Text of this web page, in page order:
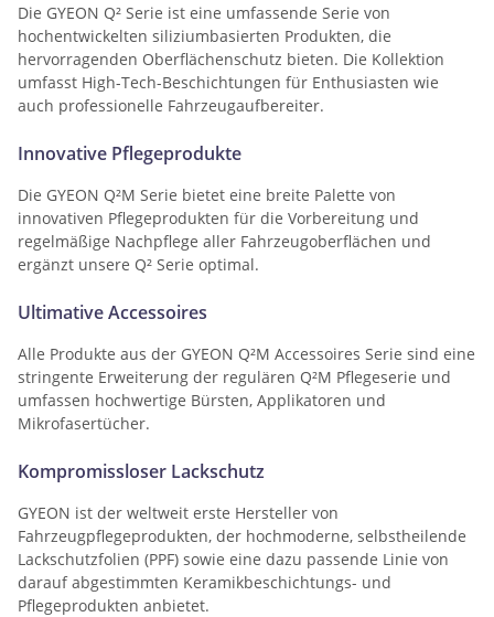
Die GYEON Q² Serie ist eine umfassende Serie von
hochentwickelten siliziumbasierten Produkten, die
hervorragenden Oberflächenschutz bieten. Die Kollektion
umfasst High-Tech-Beschichtungen für Enthusiasten wie
auch professionelle Fahrzeugaufbereiter.
Innovative Pflegeprodukte
Die GYEON Q²M Serie bietet eine breite Palette von
innovativen Pflegeprodukten für die Vorbereitung und
regelmäßige Nachpflege aller Fahrzeugoberflächen und
ergänzt unsere Q² Serie optimal.
Ultimative Accessoires
Alle Produkte aus der GYEON Q²M Accessoires Serie sind eine
stringente Erweiterung der regulären Q²M Pflegeserie und
umfassen hochwertige Bürsten, Applikatoren und
Mikrofasertücher.
Kompromissloser Lackschutz
GYEON ist der weltweit erste Hersteller von
Fahrzeugpflegeprodukten, der hochmoderne, selbstheilende
Lackschutzfolien (PPF) sowie eine dazu passende Linie von
darauf abgestimmten Keramikbeschichtungs- und
Pflegeprodukten anbietet.